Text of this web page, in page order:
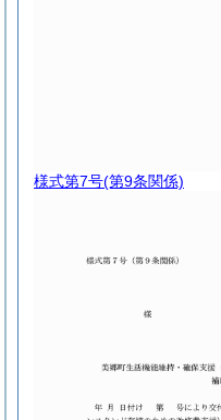
様式第7号(第9条関係)